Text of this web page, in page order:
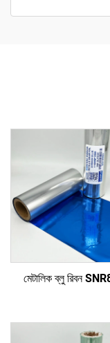
মেটালিক ব্লু রিবন